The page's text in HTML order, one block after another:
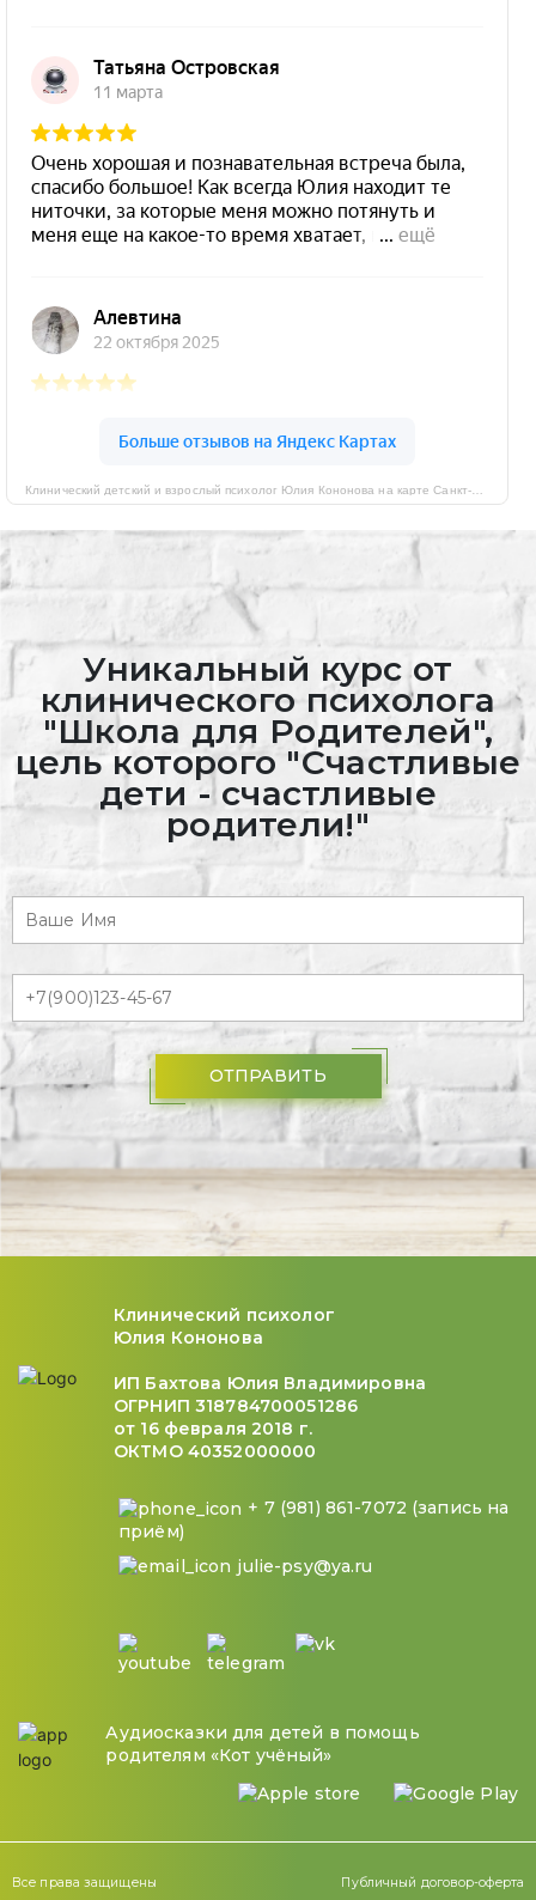
Клинический детский и взрослый психолог Юлия Кононова на карте Санкт‑Петербурга — Яндекс Карты
Уникальный курс от
клинического психолога
"Школа для Родителей",
цель которого "Счастливые
дети - счастливые
родители!"
ОТПРАВИТЬ
Клинический психолог
Юлия Кононова
ИП Бахтова Юлия Владимировна
ОГРНИП 318784700051286
от 16 февраля 2018 г.
ОКТМО 40352000000
+ 7 (981) 861-7072 (запись на
приём)
julie-psy@ya.ru
Аудиосказки для детей в помощь
родителям «Кот учёный»
Все права защищены Публичный договор-оферта